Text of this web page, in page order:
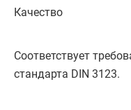
Качество
Соответствует
стандарта DIN 3123.